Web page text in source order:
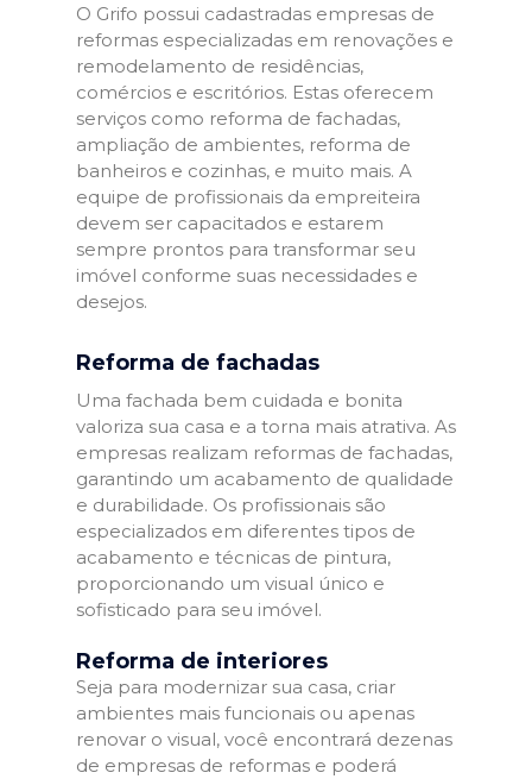
O Grifo possui cadastradas empresas de
reformas especializadas em renovações e
remodelamento de residências,
comércios e escritórios. Estas oferecem
serviços como reforma de fachadas,
ampliação de ambientes, reforma de
banheiros e cozinhas, e muito mais. A
equipe de profissionais da empreiteira
devem ser capacitados e estarem
sempre prontos para transformar seu
imóvel conforme suas necessidades e
desejos.
Reforma de fachadas
Uma fachada bem cuidada e bonita
valoriza sua casa e a torna mais atrativa. As
empresas realizam reformas de fachadas,
garantindo um acabamento de qualidade
e durabilidade. Os profissionais são
especializados em diferentes tipos de
acabamento e técnicas de pintura,
proporcionando um visual único e
sofisticado para seu imóvel.
Reforma de interiores
Seja para modernizar sua casa, criar
ambientes mais funcionais ou apenas
renovar o visual, você encontrará dezenas
de empresas de reformas e poderá